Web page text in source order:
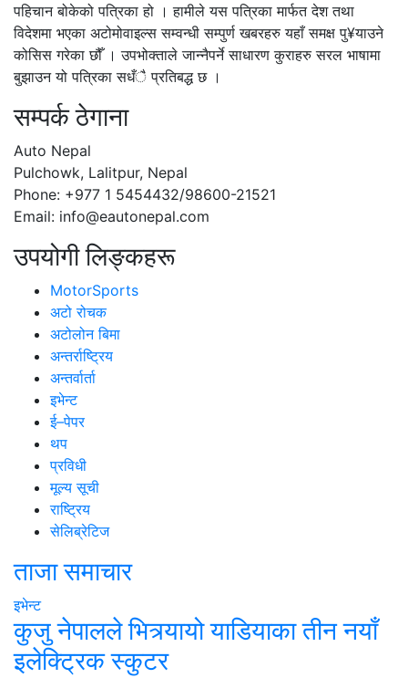
पहिचान बोकेको पत्रिका हो । हामीले यस पत्रिका मार्फत देश तथा
विदेशमा भएका अटोमोवाइल्स सम्वन्धी सम्पुर्ण खबरहरु यहाँ समक्ष पु¥याउने
कोसिस गरेका छौँ । उपभोक्ताले जान्नैपर्ने साधारण कुराहरु सरल भाषामा
बुझाउन यो पत्रिका सधँै प्रतिबद्ध छ ।
सम्पर्क ठेगाना
Auto Nepal
Pulchowk, Lalitpur, Nepal
Phone: +977 1 5454432/98600-21521
Email: info@eautonepal.com
उपयोगी लिङ्कहरू
MotorSports
अटो रोचक
अटोलोन बिमा
अन्तर्राष्ट्रिय
अन्तर्वार्ता
इभेन्ट
ई–पेपर
थप
प्रविधी
मूल्य सूची
राष्ट्रिय
सेलिब्रेटिज
ताजा समाचार
इभेन्ट
कुजु नेपालले भित्र्यायो याडियाका तीन नयाँ
इलेक्ट्रिक स्कुटर